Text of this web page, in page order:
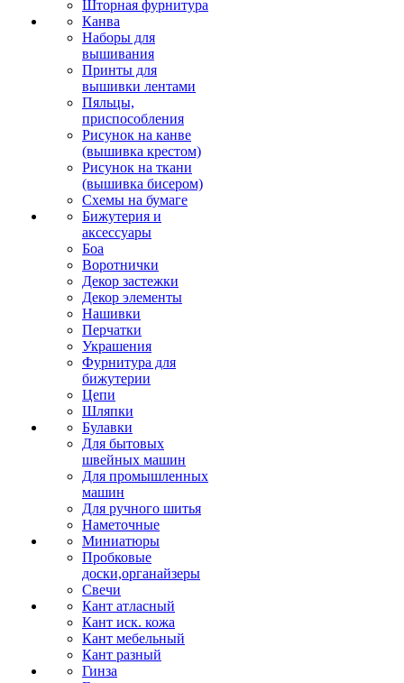
Шторная фурнитура
Канва
Наборы для
вышивания
Принты для
вышивки лентами
Пяльцы,
приспособления
Рисунок на канве
(вышивка крестом)
Рисунок на ткани
(вышивка бисером)
Схемы на бумаге
Бижутерия и
аксессуары
Боа
Воротнички
Декор застежки
Декор элементы
Нашивки
Перчатки
Украшения
Фурнитура для
бижутерии
Цепи
Шляпки
Булавки
Для бытовых
швейных машин
Для промышленных
машин
Для ручного шитья
Наметочные
Миниатюры
Пробковые
доски,органайзеры
Свечи
Кант атласный
Кант иск. кожа
Кант мебельный
Кант разный
Гинза